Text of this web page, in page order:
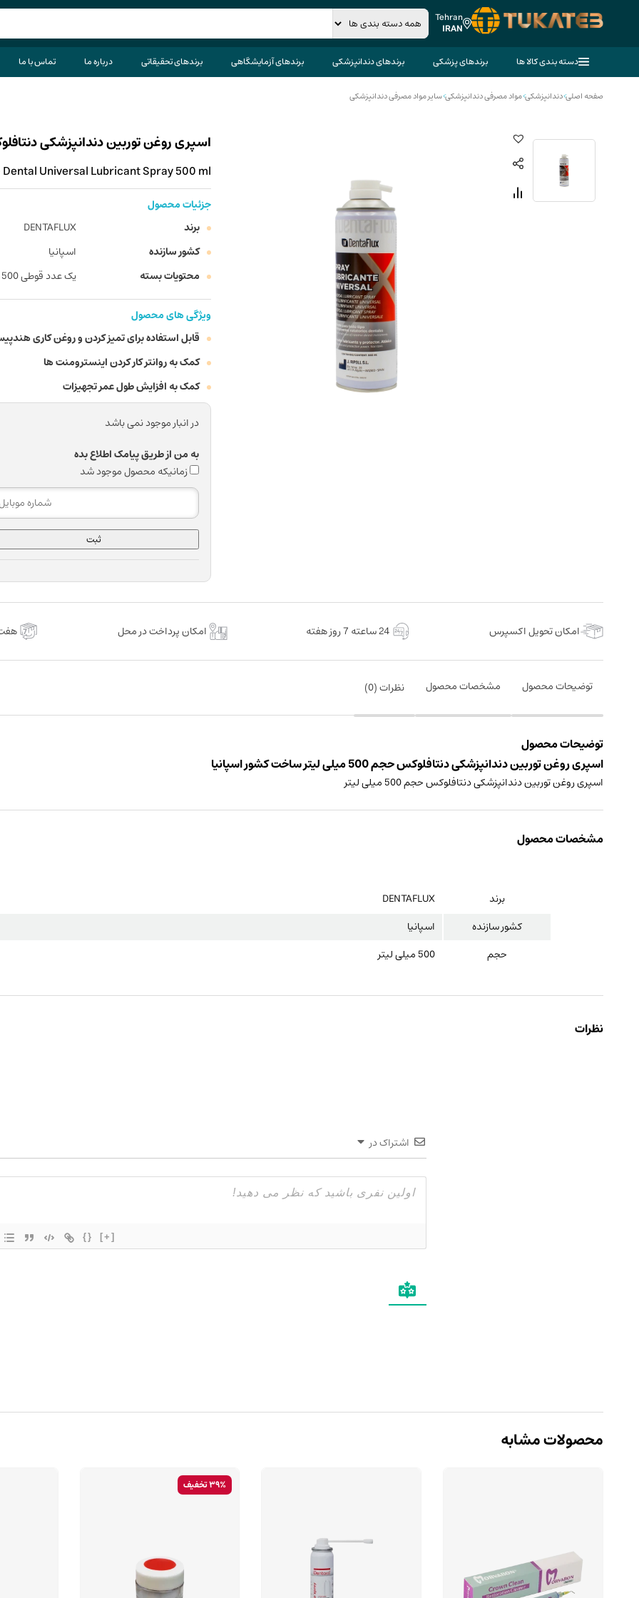
Tehran
IRAN
دسته بندی کالا ها برندهای پزشکی برندهای دندانپزشکی برندهای آزمایشگاهی برندهای تحقیقاتی درباره ما تماس با ما
صفحه اصلی>دندانپزشکی>مواد مصرفی دندانپزشکی>سایر مواد مصرفی دندانپزشکی
اسپری روغن توربین دندانپزشکی دنتافلوکس حجم
Dental Universal Lubricant Spray 500 ml
جزئیات محصول
برند
DENTAFLUX
کشور سازنده
اسپانیا
محتویات بسته
یک عدد قوطی 500 میلی لیتری
ویژگی های محصول
قابل استفاده برای تمیز کردن و روغن کاری
کمک به روانتر کار کردن اینسترومنت ها
کمک به افزایش طول عمر تجهیزات
در انبار موجود نمی باشد
به من از طریق پیامک اطلاع بده
زمانیکه محصول موجود شد
ثبت
امکان تحویل اکسپرس 24 ساعته 7 روز هفته امکان پرداخت در محل
توضیحات محصول مشخصات محصول نظرات (0
)
توضیحات محصول
اسپری روغن توربین دندانپزشکی دنتافلوکس حجم 500 میلی لیتر ساخت کشور اسپانیا
اسپری روغن توربین دندانپزشکی دنتافلوکس حجم 500 میلی لیتر
مشخصات محصول
برند
DENTAFLUX
کشور سازنده
اسپانیا
حجم
500 میلی لیتر
نظرات
اشتراک در
{} [+]
محصولات مشابه
39% تخفیف